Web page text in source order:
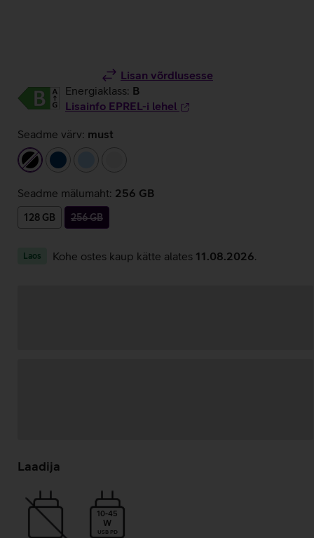
Lisan võrdlusesse
Energiaklass: B
Lisainfo EPREL-i lehel
Seadme värv: must
must
tumesinine
Seadme mälumaht: 256 GB
128 GB 256 GB
Laos Kohe ostes kaup kätte alates 11.08.2026
laadimine
Laadija
10-45
W
USB PD